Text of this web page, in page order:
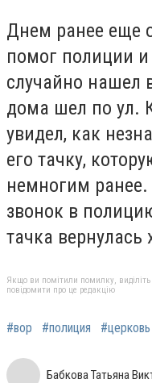
Днем ранее еще
помог полиции
случайно нашел
дома шел по ул.
увидел, как
его тачку,
немногим
звонок в
тачка вернулась
Якщо ви помітили помилку, виділіть
повідомити про це редакцію
#вор #полиция #церковь
Бабкова Татьяна